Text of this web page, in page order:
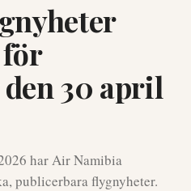
30 april
har Air Namibia
publicerbara flygnyheter.